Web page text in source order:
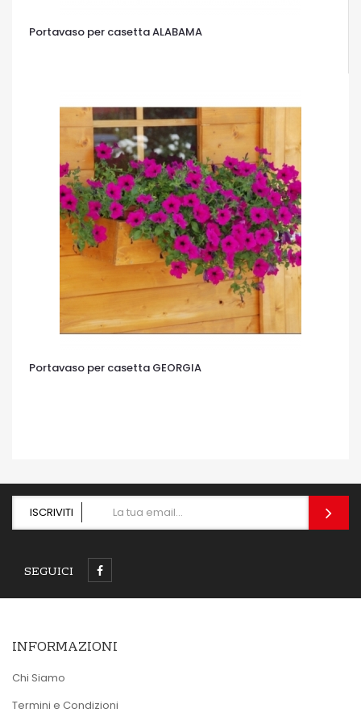
Portavaso per casetta ALABAMA
Portavaso per casetta GEORGIA
ISCRIVITI
SEGUICI
INFORMAZIONI
Chi Siamo
Termini e Condizioni